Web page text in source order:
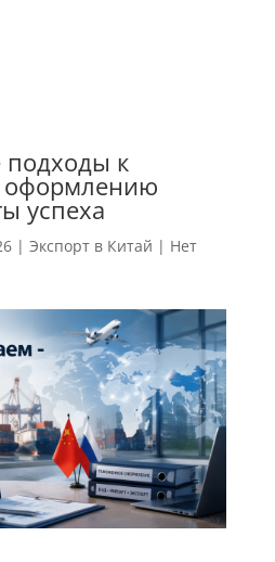
к
успеха
| Экспорт в Китай | Нет